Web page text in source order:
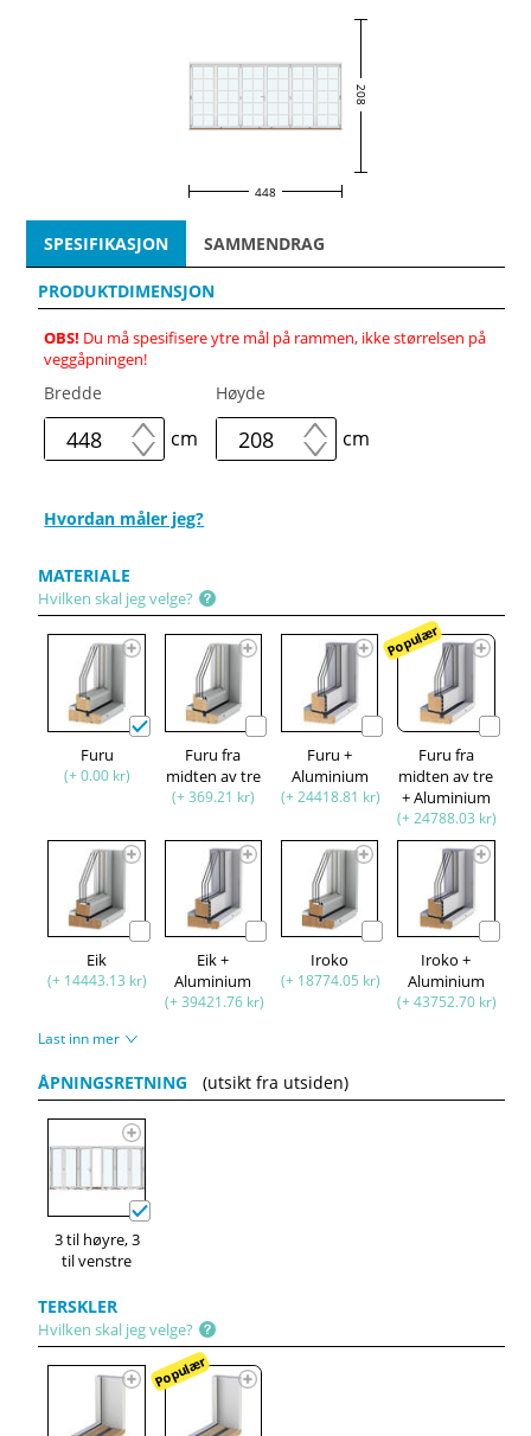
208
448
SPESIFIKASJON SAMMENDRAG
PRODUKTDIMENSJON
OBS! Du må spesifisere ytre mål på rammen, ikke størrelsen på
veggåpningen!
Bredde
cm
Høyde
cm
Hvordan måler jeg?
MATERIALE
Hvilken skal jeg velge?
Furu
(+ 0.00 kr)
Furu fra
midten av tre
(+ 369.21 kr)
Furu +
Aluminium
(+ 24418.81 kr)
Populær
Furu fra
midten av tre
+ Aluminium
(+ 24788.03 kr)
Eik
(+ 14443.13 kr)
Eik +
Aluminium
(+ 39421.76 kr)
Iroko
(+ 18774.05 kr)
Iroko +
Aluminium
(+ 43752.70 kr)
Last inn mer
ÅPNINGSRETNING (utsikt fra utsiden)
3 til høyre, 3
til venstre
TERSKLER
Hvilken skal jeg velge?
Populær